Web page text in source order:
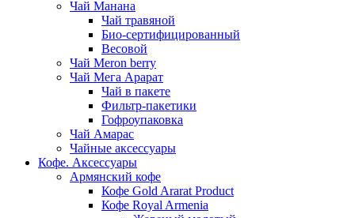
Чай Манана
Чай травяной
Био-сертифицированный
Весовой
Чай Meron berry
Чай Мега Арарат
Чай в пакете
Фильтр-пакетики
Гофроупаковка
Чай Амарас
Чайные аксессуары
Кофе. Аксессуары
Армянский кофе
Кофе Gold Ararat Product
Кофе Royal Armenia